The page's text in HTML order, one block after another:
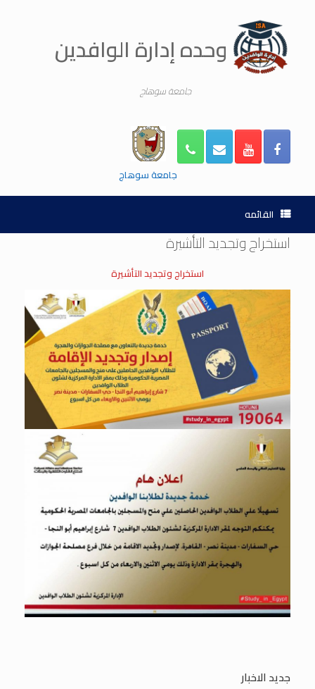
وحده إدارة الوافدين
جامعة سوهاج
جامعة سوهاج
القائمه
استخراج وتجديد التأشيرة
استخراج وتجديد التأشيرة
جديد الاخبار